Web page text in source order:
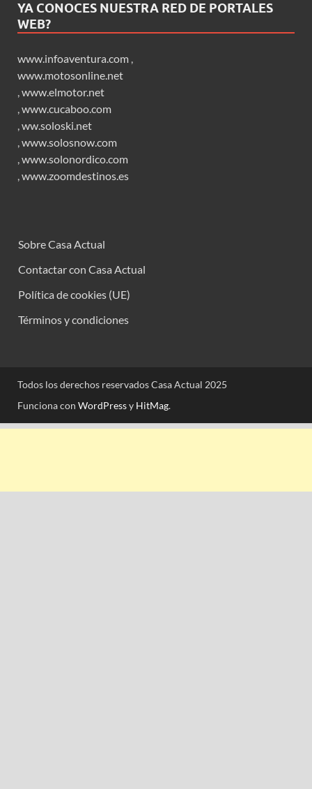
YA CONOCES NUESTRA RED DE PORTALES
WEB?
www.infoaventura.com ,
www.motosonline.net
,www.elmotor.net
,www.cucaboo.com
,ww.soloski.net
,www.solosnow.com
,www.solonordico.com
,www.zoomdestinos.es
Sobre Casa Actual
Contactar con Casa Actual
Política de cookies (UE)
Términos y condiciones
Todos los derechos reservados Casa Actual 2025
Funciona con WordPressy HitMag.